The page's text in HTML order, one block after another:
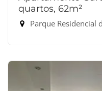
quartos, 62m²
Parque Residencial